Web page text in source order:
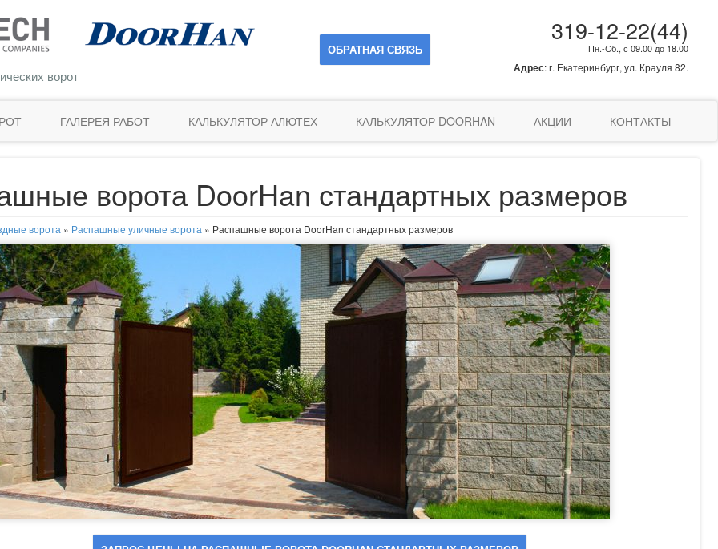
ворот
ОБРАТНАЯ СВЯЗЬ
319-12-22(44)
Пн.-Сб., с 09.00 до 18.00
Адрес:г. Екатеринбург,ул. Крауля 82.
ГАЛЕРЕЯ РАБОТ КАЛЬКУЛЯТОР АЛЮТЕХ КАЛЬКУЛЯТОР DOORHAN АКЦИИ КОНТАКТЫ
ворота DoorHan стандартных размеров
ворота » Распашные уличные ворота » Распашные ворота DoorHan стандартных размеров